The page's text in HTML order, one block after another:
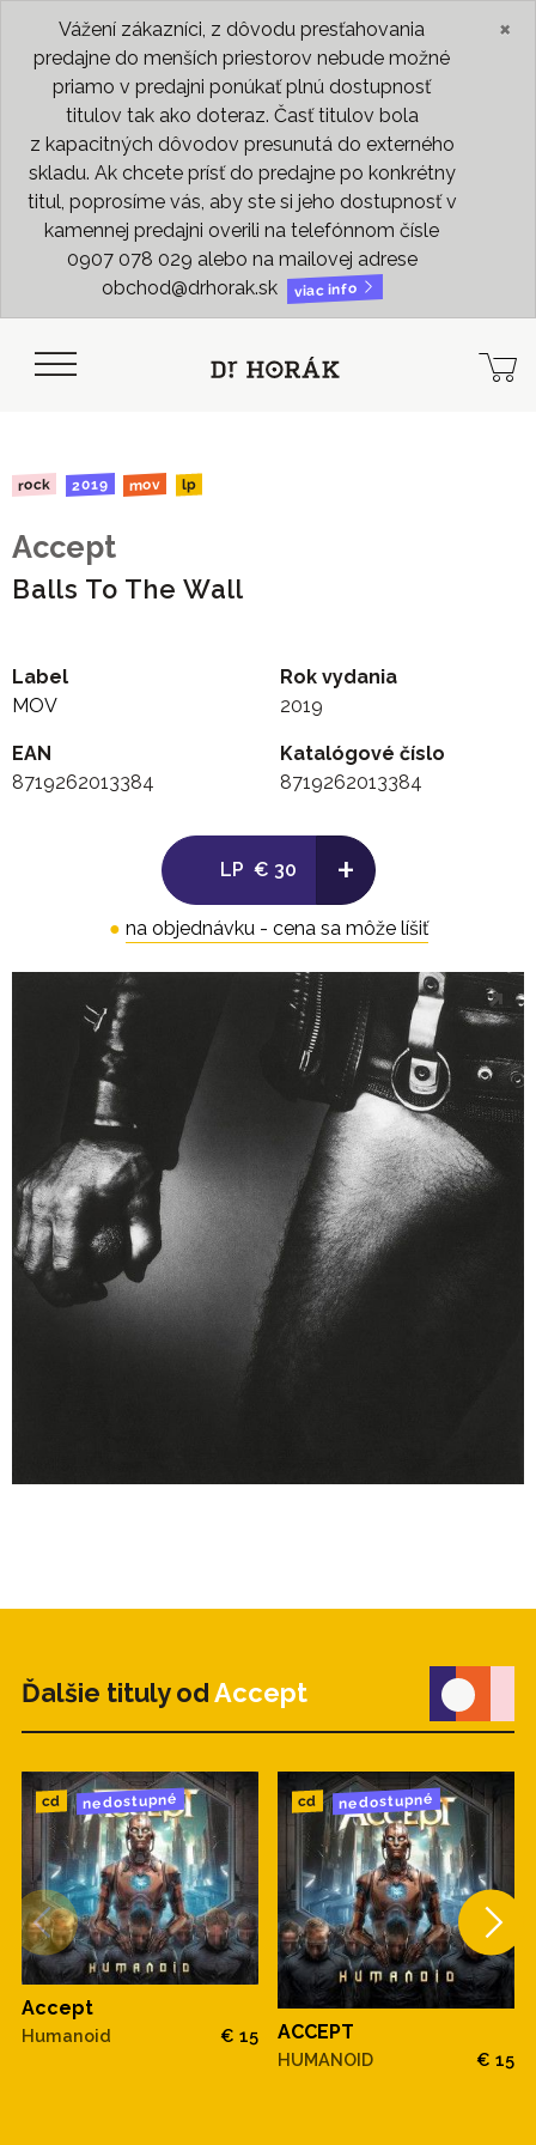
Vážení zákazníci, z dôvodu presťahovania
predajne do menších priestorov nebude možné
priamo v predajni ponúkať plnú dostupnosť
titulov tak ako doteraz. Časť titulov bola
z kapacitných dôvodov presunutá do externého
skladu. Ak chcete prísť do predajne po konkrétny
titul, poprosíme vás, aby ste si jeho dostupnosť v
kamennej predajni overili na telefónnom čísle
0907 078 029 alebo na mailovej adrese
obchod@drhorak.sk
viac info
×
rock 2019 mov lp
Accept
Balls To The Wall
Label
MOV
Rok vydania
2019
EAN
8719262013384
Katalógové číslo
8719262013384
LP € 30 +
● na objednávku - cena sa môže líšiť
Ďalšie tituly od Accept
cd nedostupné
Accept
Humanoid € 15
cd nedostupné
ACCEPT
HUMANOID € 15